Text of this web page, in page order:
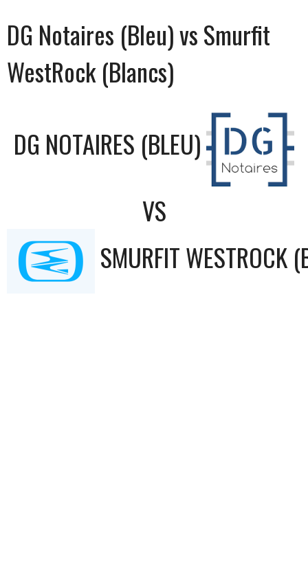
DG Notaires (Bleu) vs Smurfit
WestRock (Blancs)
DG NOTAIRES (BLEU)
VS
SMURFIT WESTROCK